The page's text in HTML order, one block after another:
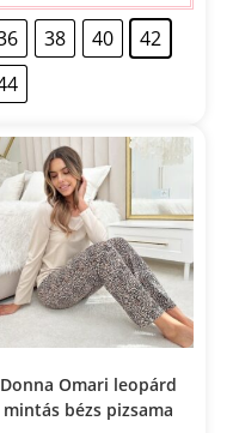
38 40
42
Donna Omari leopárd
mintás bézs pizsama